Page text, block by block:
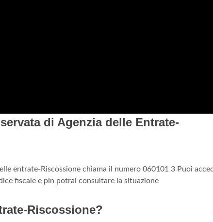
di Agenzia delle Entrate-
entrate-Riscossione chiama il numero 060101 3 Puoi
fiscale e pin potrai consultare la situazione
Riscossione?